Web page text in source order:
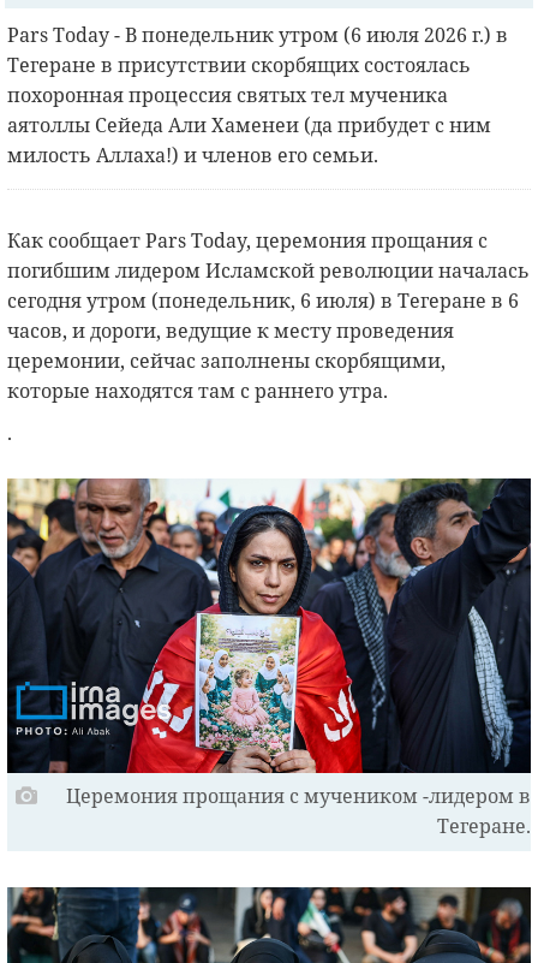
Рars Today - В понедельник утром (6 июля 2026 г.) в
Тегеране в присутствии скорбящих состоялась
похоронная процессия святых тел мученика
аятоллы Сейеда Али Хаменеи (да прибудет с ним
милость Аллаха!) и членов его семьи.
Как сообщает Pars Today, церемония прощания с
погибшим лидером Исламской революции началась
сегодня утром (понедельник, 6 июля) в Тегеране в 6
часов, и дороги, ведущие к месту проведения
церемонии, сейчас заполнены скорбящими,
которые находятся там с раннего утра.
.
Церемония прощания с мучеником -лидером в
Тегеране.